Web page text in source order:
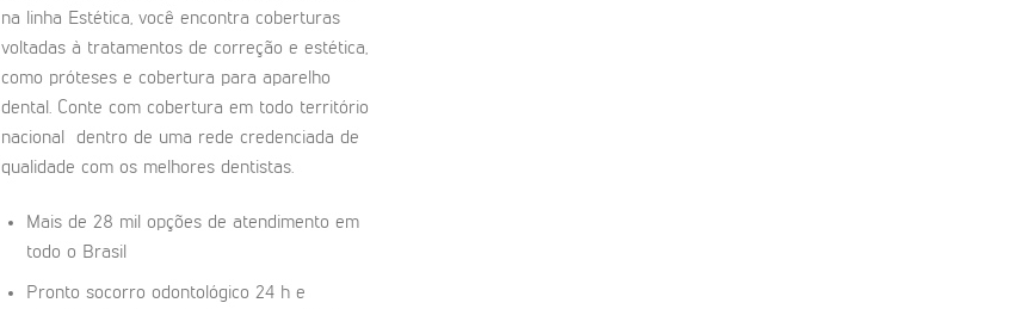
na linha Estética, você encontra coberturas
voltadas à tratamentos de correção e estética,
como próteses e cobertura para aparelho
dental. Conte com cobertura em todo território
nacional dentro de uma rede credenciada de
qualidade com os melhores dentistas.
Mais de 28 mil opções de atendimento em
todo o Brasil
Pronto socorro odontológico 24 h e